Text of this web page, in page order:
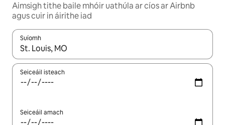
Aimsigh tithe baile mhóir uathúla ar cíos ar Airbnb
agus cuir in áirithe iad
Suíomh
Nuair a bheidh torthaí ar fáil, déan nascleanúint le
Seiceáil isteach
Seiceáil amach